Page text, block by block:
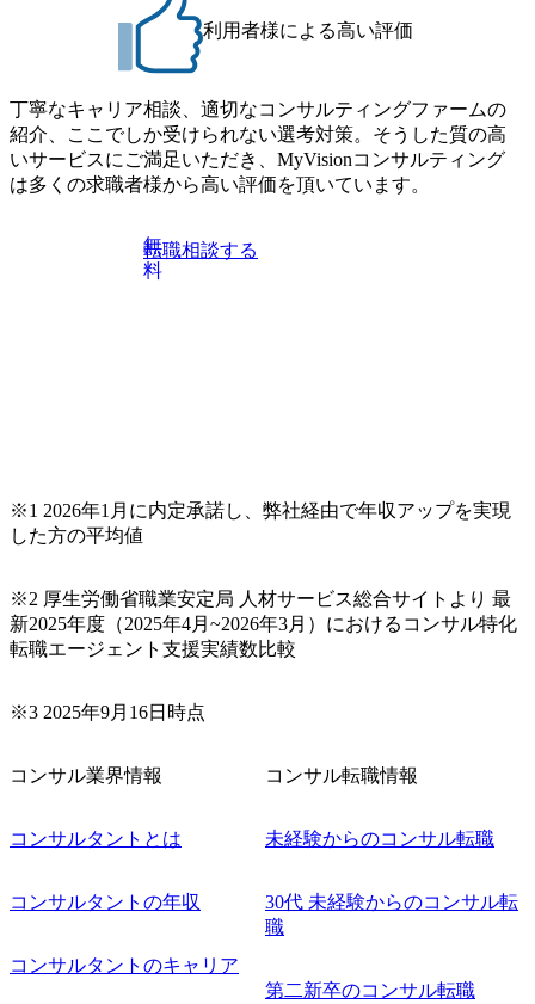
ファーム/SIerでの戦略立案・実行支援、IT・DX・BPO案件
推進経験 ・事業会社でのマーケティング、事業企画、サー
ビス開発、新規事業開発、または製造業における設計・開
発・生産管理経験 ・AI・データ活用戦略や基盤設計、デジ
タルマーケティング戦略策定、システム導入のいずれかの経
験 ●歓迎条件 ・新規事業開発/サービス立ち上げ経験 ・デー
タ基盤構築やクラウドAI活用の実装経験 ・プロジェクトマ
ネジメント(PMP等)またはPMO経験 ●求める人物像 ・クライ
方 ・異なる専門性を持つメンバーやステークホルダーと協
業できる柔軟性がある方 ・戦略～実行までを楽しみ、スピ
ード感を持って成果を出せる実行力がある方 ・データやテ
利用者様による高い評価
丁寧なキャリア相談、適切なコンサルティングファームの
紹介、ここでしか受けられない選考対策。そうした質の高
いサービスにご満足いただき、MyVisionコンサルティング
は多くの求職者様から高い評価を頂いています。
無
料
転職相談する
※1 2026年1月に内定承諾し、弊社経由で年収アップを実現
した方の平均値
※2 厚生労働省職業安定局 人材サービス総合サイトより 最
新2025年度（2025年4月~2026年3月）におけるコンサル特化
転職エージェント支援実績数比較
※3 2025年9月16日時点
コンサル業界情報
コンサルタントとは
コンサルタントの年収
コンサルタントのキャリア
コンサル転職情報
未経験からのコンサル転職
30代 未経験からのコンサル転
職
第二新卒のコンサル転職